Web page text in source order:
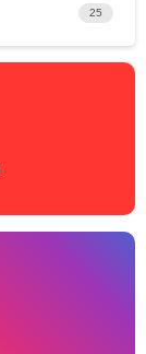
25